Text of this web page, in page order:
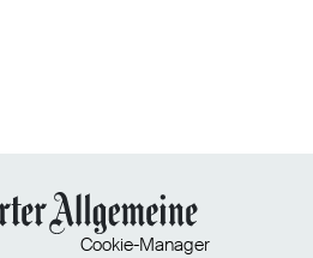
Cookie-Manager